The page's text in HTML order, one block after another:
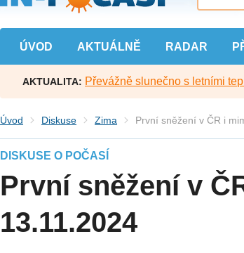
ÚVOD AKTUÁLNĚ RADAR
AKTUALITA: Převážně slunečno s letními
Úvod Diskuse Zima První sněžení v ČR i
DISKUSE O POČASÍ
První sněžení v
13.11.2024